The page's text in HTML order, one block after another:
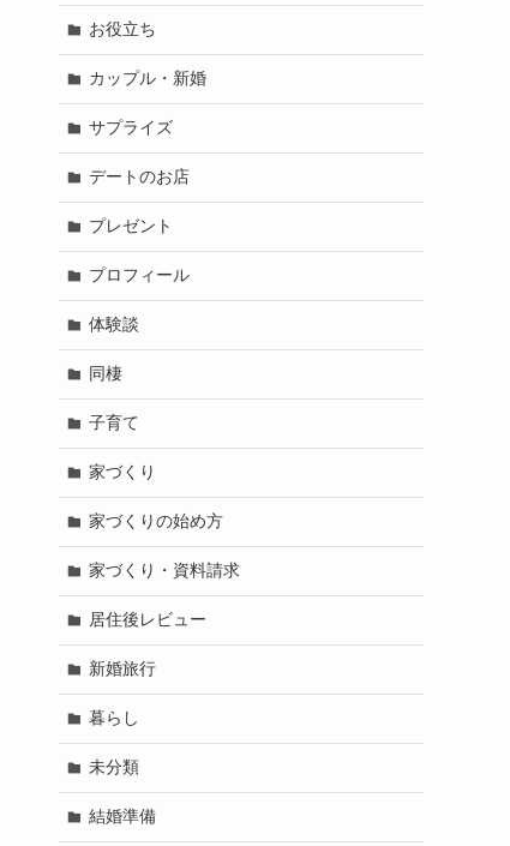
お役立ち
カップル・新婚
サプライズ
デートのお店
プレゼント
プロフィール
体験談
同棲
子育て
家づくり
家づくりの始め方
家づくり・資料請求
居住後レビュー
新婚旅行
暮らし
未分類
結婚準備